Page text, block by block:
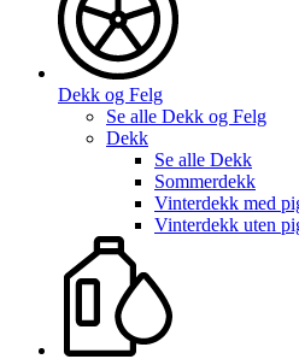
Dekk og Felg
Se alle Dekk og Felg
Dekk
Se alle Dekk
Sommerdekk
Vinterdekk med
Vinterdekk uten